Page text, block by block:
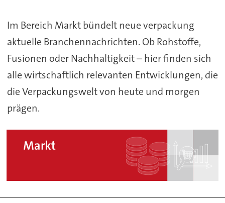
Im Bereich Markt bündelt neue verpackung
aktuelle Branchennachrichten. Ob Rohstoffe,
Fusionen oder Nachhaltigkeit – hier finden sich
alle wirtschaftlich relevanten Entwicklungen, die
die Verpackungswelt von heute und morgen
prägen.